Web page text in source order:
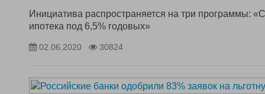
Инициатива распространяется на три программы:
ипотека под 6,5% годовых»
02.06.2020 30824